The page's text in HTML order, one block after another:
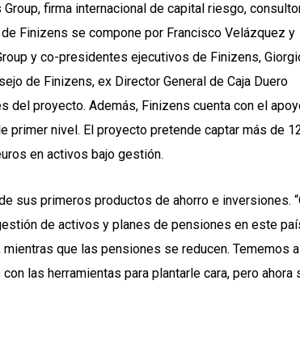
firma internacional de capital riesgo,
Finizens se compone por Francisco Velázquez y
y co-presidentes ejecutivos de Finizens,
de Finizens, ex Director General de Caja Duero
del proyecto. Además, Finizens cuenta con el
primer nivel. El proyecto pretende captar más de
en activos bajo gestión.
sus primeros productos de ahorro e inversiones.
de activos y planes de pensiones en este
que las pensiones se reducen. Tememos
las herramientas para plantarle cara, pero ahora